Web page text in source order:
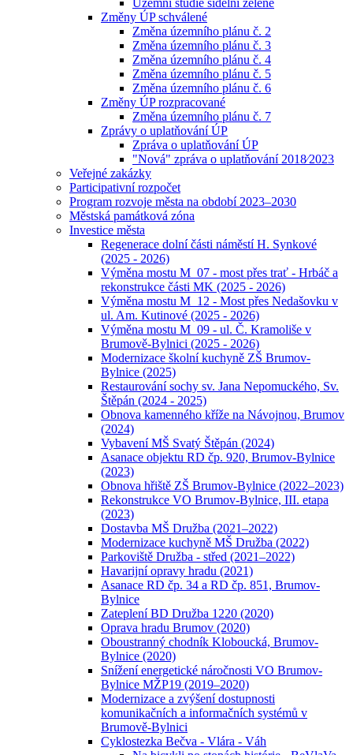
Územní studie sídelní zeleně
Změny ÚP schválené
Změna územního plánu č. 2
Změna územního plánu č. 3
Změna územního plánu č. 4
Změna územního plánu č. 5
Změna územního plánu č. 6
Změny ÚP rozpracované
Změna územního plánu č. 7
Zprávy o uplatňování ÚP
Zpráva o uplatňování ÚP
"Nová" zpráva o uplatňování 2018⁄2023
Veřejné zakázky
Participativní rozpočet
Program rozvoje města na období 2023–2030
Městská památková zóna
Investice města
Regenerace dolní části náměstí H. Synkové
(2025 - 2026)
Výměna mostu M_07 - most přes trať - Hrbáč a
rekonstrukce části MK (2025 - 2026)
Výměna mostu M_12 - Most přes Nedašovku v
ul. Am. Kutinové (2025 - 2026)
Výměna mostu M_09 - ul. Č. Kramoliše v
Brumově-Bylnici (2025 - 2026)
Modernizace školní kuchyně ZŠ Brumov-
Bylnice (2025)
Restaurování sochy sv. Jana Nepomuckého, Sv.
Štěpán (2024 - 2025)
Obnova kamenného kříže na Návojnou, Brumov
(2024)
Vybavení MŠ Svatý Štěpán (2024)
Asanace objektu RD čp. 920, Brumov-Bylnice
(2023)
Obnova hřiště ZŠ Brumov-Bylnice (2022–2023)
Rekonstrukce VO Brumov-Bylnice, III. etapa
(2023)
Dostavba MŠ Družba (2021–2022)
Modernizace kuchyně MŠ Družba (2022)
Parkoviště Družba - střed (2021–2022)
Havarijní opravy hradu (2021)
Asanace RD čp. 34 a RD čp. 851, Brumov-
Bylnice
Zateplení BD Družba 1220 (2020)
Oprava hradu Brumov (2020)
Oboustranný chodník Kloboucká, Brumov-
Bylnice (2020)
Snížení energetické náročnosti VO Brumov-
Bylnice MŽP19 (2019–2020)
Modernizace a zvýšení dostupnosti
komunikačních a informačních systémů v
Brumově-Bylnici
Cyklostezka Bečva - Vlára - Váh